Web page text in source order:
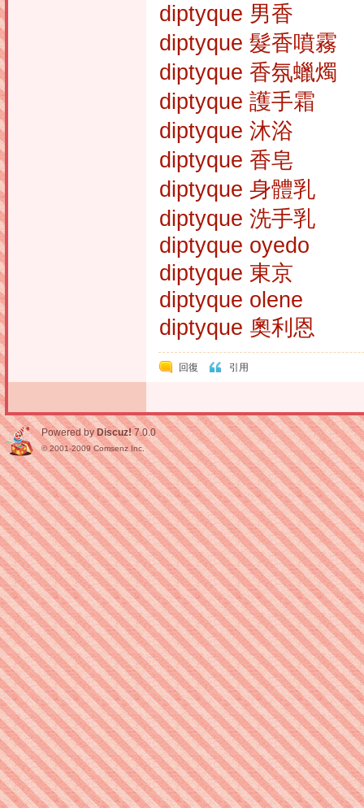
diptyque 男香
diptyque 髮香噴霧
diptyque 香氛蠟燭
diptyque 護手霜
diptyque 沐浴
diptyque 香皂
diptyque 身體乳
diptyque 洗手乳
diptyque oyedo
diptyque 東京
diptyque olene
diptyque 奧利恩
回復 引用
Powered byDiscuz! 7.0.0
© 2001-2009Comsenz Inc.